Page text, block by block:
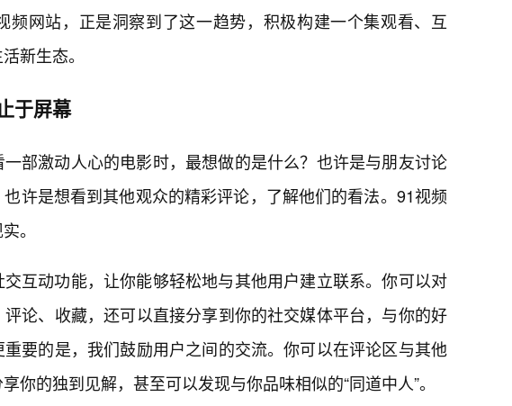
频网站，正是洞察到了这一趋势，积极构建一个集观看、互
新生态。
于屏幕
部激动人心的电影时，最想做的是什么？也许是与朋友讨论
许是想看到其他观众的精彩评论，了解他们的看法。91视频
。
互动功能，让你能够轻松地与其他用户建立联系。你可以对
论、收藏，还可以直接分享到你的社交媒体平台，与你的好
要的是，我们鼓励用户之间的交流。你可以在评论区与其他
你的独到见解，甚至可以发现与你品味相似的“同道中人”。